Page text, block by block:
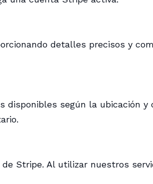
detalles precisos y
disponibles según la ubicación
Stripe. Al utilizar nuestros